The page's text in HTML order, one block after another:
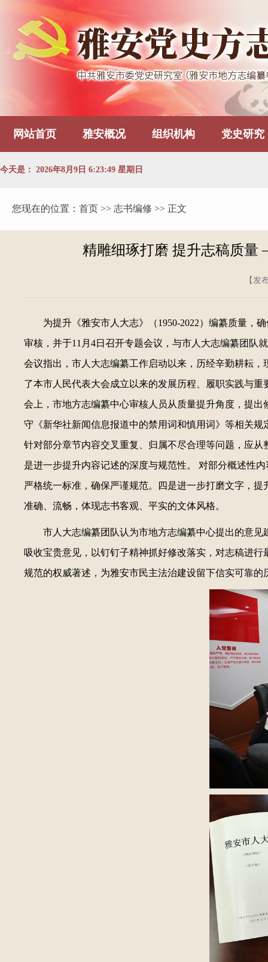
网站首页 雅安概况 组织机构 党史研究
今天是： 2026年8月9日 6:23:50 星期日
您现在的位置： 首页 >> 志书编修 >> 正文
精雕细琢打磨 提升志稿质
【发
为提升《雅安市人大志》（1950-2022）编纂质量，
审核，并于11月4日召开专题会议，与市人大志编纂团队
会议指出，市人大志编纂工作启动以来，历经辛勤耕耘
了本市人民代表大会成立以来的发展历程、履职实践与
会上，市地方志编纂中心审核人员从质量提升角度，提
守《新华社新闻信息报道中的禁用词和慎用词》等相关
针对部分章节内容交叉重复、归属不尽合理等问题，应
是进一步提升内容记述的深度与规范性。 对部分概述性
严格统一标准，确保严谨规范。四是进一步打磨文字，
准确、流畅，体现志书客观、平实的文体风格。
市人大志编纂团队认为市地方志编纂中心提出的意
吸收宝贵意见，以钉钉子精神抓好修改落实，对志稿进
规范的权威著述，为雅安市民主法治建设留下信实可靠的